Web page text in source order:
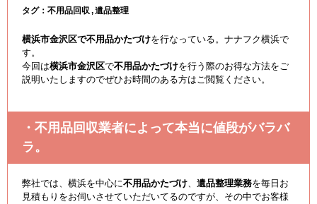
タグ： 不用品回収 遺品整理
横浜市金沢区で不用品かたづけを行なっている。ナナフク横浜で
す。
今回は横浜市金沢区で不用品かたづけを行う際のお得な方法をご
説明いたしますのでぜひお時間のある方はご閲覧ください。
・不用品回収業者によって本当に値段がバラバ
ラ。
弊社では、横浜を中心に不用品かたづけ、 遺品整理業務を毎日お
見積もりをお伺いさせていただいてるのですが、その中でお客様